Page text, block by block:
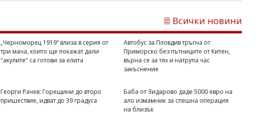
плажовете, глобите стигнаха 73 000
Всички новини
„Черноморец 1919“ влиза в серия от
три мача, които ще покажат дали
"акулите" са готови за елита
Автобус за Пловдив тръгна от
Приморско без пътниците от Китен,
върна се за тях и натрупа час
закъснение
Георги Рачев: Горещини до второ
пришествие, идват до 39 градуса
Баба от Зидарово даде 5000 евро на
ало измамник за спешна операция
на близък